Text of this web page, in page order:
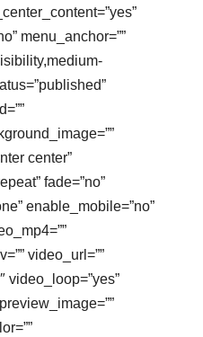
menu_anchor=””
center”
fade=”no”
enable_mobile=”no”
video_url=””
video_loop=”yes”